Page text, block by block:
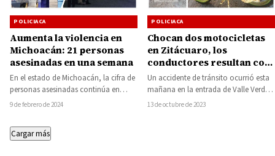
POLICIACA
Aumenta la violencia en
Michoacán: 21 personas
asesinadas en una semana
En el estado de Michoacán, la cifra de
personas asesinadas continúa en
ascenso durante el mes de febrero,…
9 de febrero de 2024
POLICIACA
Chocan dos motocicletas
en Zitácuaro, los
conductores resultan con
heridas leves
Un accidente de tránsito ocurrió esta
mañana en la entrada de Valle Verde
en la ciudad de Zitácuaro,…
13 de octubre de 2023
Cargar más